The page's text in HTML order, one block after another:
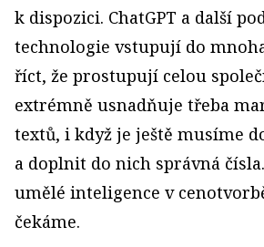
k dispozici. ChatGPT a další
technologie vstupují do
říct, že prostupují celou
extrémně usnadňuje třeba
textů, i když je ještě musíme
a doplnit do nich správná
umělé inteligence v
čekáme.